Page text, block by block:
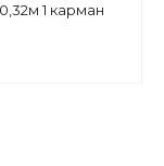
1 карман